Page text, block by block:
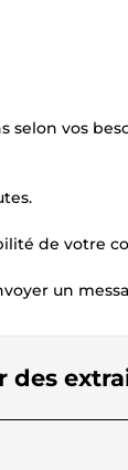
selon vos
de votre
un